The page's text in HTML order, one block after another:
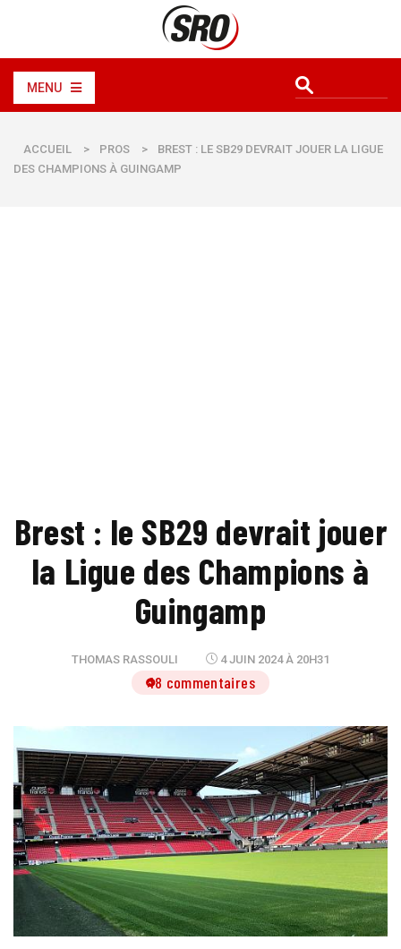
MENU
ACCUEIL > PROS >
BREST : LE SB29 DEVRAIT JOUER LA LIGUE
DES CHAMPIONS À GUINGAMP
Brest : le SB29 devrait jouer
la Ligue des Champions à
Guingamp
THOMAS RASSOULI 4 JUIN 2024 À 20H31
18 commentaires